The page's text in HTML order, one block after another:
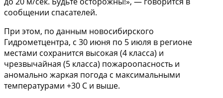
сообщении спасателей.
При этом, по данным новосибирского
Гидрометцентра, с 30 июня по 5 июля в регионе
местами сохранится высокая (4 класса) и
чрезвычайная (5 класса) пожароопасность и
аномально жаркая погода с максимальными
температурами +30 С и выше.